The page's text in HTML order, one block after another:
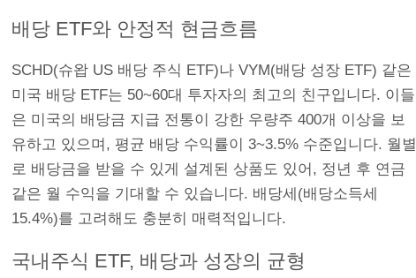
배당 ETF와 안정적 현금흐름
SCHD(슈왑 US 배당 주식 ETF)나 VYM(배당 성장 ETF) 같은
미국 배당 ETF는 50~60대 투자자의 최고의 친구입니다. 이들
은 미국의 배당금 지급 전통이 강한 우량주 400개 이상을 보
유하고 있으며, 평균 배당 수익률이 3~3.5% 수준입니다. 월별
로 배당금을 받을 수 있게 설계된 상품도 있어, 정년 후 연금
같은 월 수익을 기대할 수 있습니다. 배당세(배당소득세
15.4%)를 고려해도 충분히 매력적입니다.
국내주식 ETF, 배당과 성장의 균형